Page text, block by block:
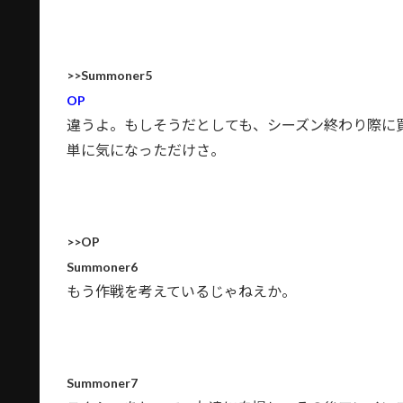
>>Summoner5
OP
違うよ。もしそうだとしても、シーズン終わり際に
単に気になっただけさ。
>>OP
Summoner6
もう作戦を考えているじゃねえか。
Summoner7